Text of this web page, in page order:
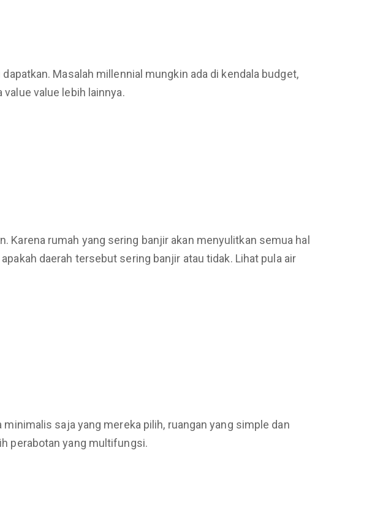
Masalah millennial mungkin ada di kendala budget,
value lebih lainnya.
Karena rumah yang sering banjir akan menyulitkan semua hal
daerah tersebut sering banjir atau tidak. Lihat pula air
saja yang mereka pilih, ruangan yang simple dan
perabotan yang multifungsi.